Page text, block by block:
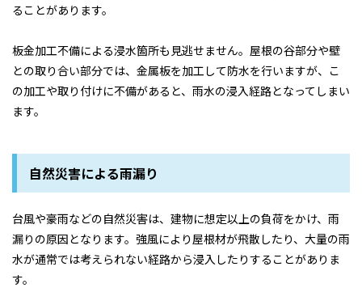
ることがあります。
板金加工不備による浸水箇所も見逃せません。屋根の谷部分や壁
との取り合い部分では、金属板を加工して防水を行いますが、こ
の加工や取り付けに不備があると、雨水の浸入経路となってしまい
ます。
自然災害による雨漏り
台風や豪雨などの自然災害は、建物に想定以上の負荷をかけ、雨
漏りの原因となります。強風により屋根材が飛散したり、大量の雨
水が通常では考えられない経路から浸入したりすることがありま
す。